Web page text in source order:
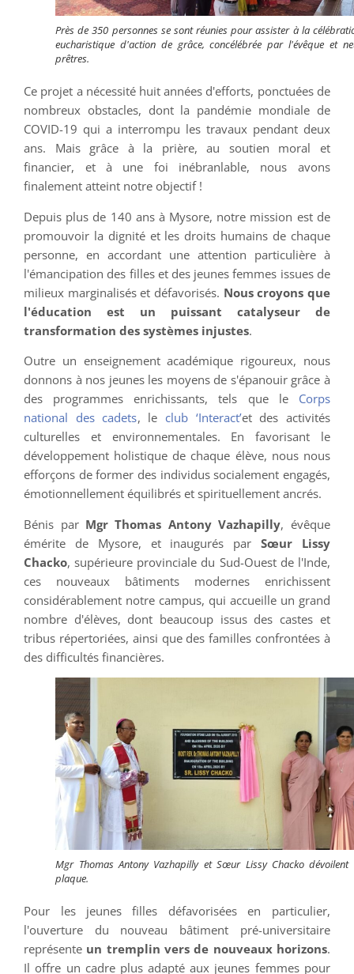
Près de 350 personnes se sont réunies pour assister à la
eucharistique d'action de grâce, concélébrée par l'évêque et
prêtres.
Ce projet a nécessité huit années d'efforts, ponctuées de
nombreux obstacles, dont la pandémie mondiale de
COVID-19 qui a interrompu les travaux pendant deux
ans. Mais grâce à la prière, au soutien moral et
financier, et à une foi inébranlable, nous avons
finalement atteint notre objectif !
Depuis plus de 140 ans à Mysore, notre mission est de
promouvoir la dignité et les droits humains de chaque
personne, en accordant une attention particulière à
l'émancipation des filles et des jeunes femmes issues de
milieux marginalisés et défavorisés. Nous croyons que
l'éducation est un puissant catalyseur de
transformation des systèmes injustes.
Outre un enseignement académique rigoureux, nous
donnons à nos jeunes les moyens de s'épanouir grâce à
des programmes enrichissants, tels que le Corps
national des cadets, le club ‘Interact’et des activités
culturelles et environnementales. En favorisant le
développement holistique de chaque élève, nous nous
efforçons de former des individus socialement engagés,
émotionnellement équilibrés et spirituellement ancrés.
Bénis par Mgr Thomas Antony Vazhapilly, évêque
émérite de Mysore, et inaugurés parSœur Lissy
Chacko, supérieure provinciale du Sud-Ouest de l'Inde,
ces nouveaux bâtiments modernes enrichissent
considérablement notre campus, qui accueille un grand
nombre d'élèves, dont beaucoup issus des castes et
tribus répertoriées, ainsi que des familles confrontées à
des difficultés financières.
Mgr Thomas Antony Vazhapilly et Sœur Lissy Chacko dévoilent
plaque.
Pour les jeunes filles défavorisées en particulier,
l'ouverture du nouveau bâtiment pré-universitaire
représente un tremplin vers de nouveaux horizons.
Il offre un cadre plus adapté aux jeunes femmes pour